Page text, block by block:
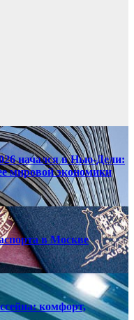
начался в Нью‑Дели:
мировой экономики
в Москве
комфорт,